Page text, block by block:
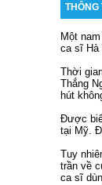
THÔNG
Một
ca sĩ Hà
Thời
Thắng
hút
Được
tại Mỹ.
Tuy
trần về
ca sĩ